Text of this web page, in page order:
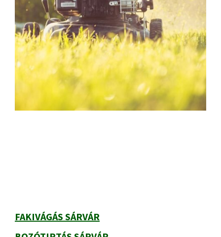
FAKIVÁGÁS SÁRVÁR